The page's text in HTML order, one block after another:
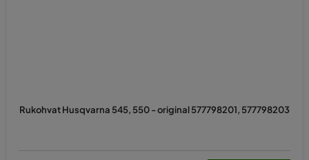
Rukohvat Husqvarna 545, 550 - original 577798201, 577798203